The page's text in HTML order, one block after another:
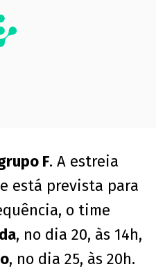
F. A estreia
e está prevista para
o time
, no dia 20, às 14h,
, no dia 25, às 20h.